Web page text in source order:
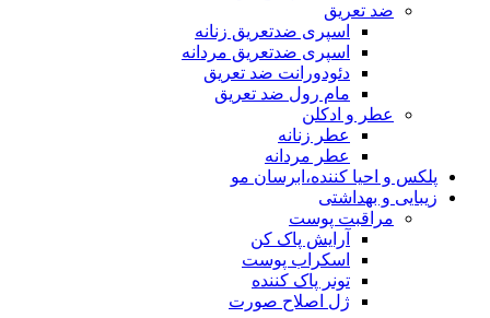
ضد تعریق
اسپری ضدتعریق زنانه
اسپری ضدتعریق مردانه
دئودورانت ضد تعریق
مام رول ضد تعریق
عطر و ادکلن
عطر زنانه
عطر مردانه
پلکس و احیا کننده،ابرسان مو
زیبایی و بهداشتی
مراقبت پوست
آرایش پاک کن
اسکراب پوست
تونر پاک کننده
ژل اصلاح صورت